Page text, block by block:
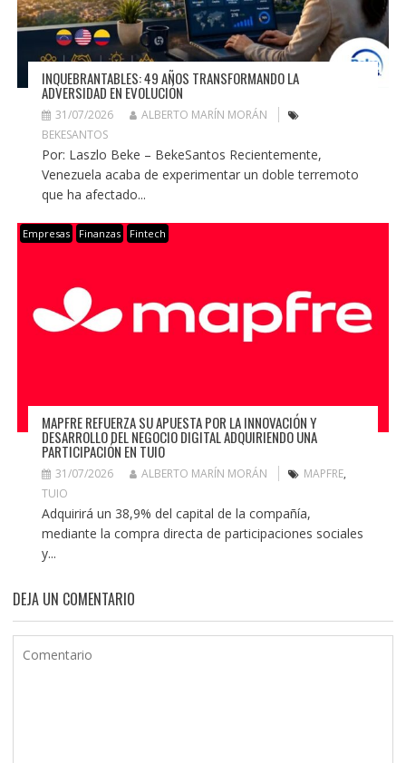
INQUEBRANTABLES: 49 AÑOS TRANSFORMANDO LA
ADVERSIDAD EN EVOLUCIÓN
31/07/2026
ALBERTO MARÍN MORÁN
BEKESANTOS
Por: Laszlo Beke – BekeSantos Recientemente,
Venezuela acaba de experimentar un doble terremoto
que ha afectado...
Empresas Finanzas Fintech
MAPFRE REFUERZA SU APUESTA POR LA INNOVACIÓN Y
DESARROLLO DEL NEGOCIO DIGITAL ADQUIRIENDO UNA
PARTICIPACIÓN EN TUIO
31/07/2026 ALBERTO MARÍN MORÁN MAPFRE,
TUIO
Adquirirá un 38,9% del capital de la compañía,
mediante la compra directa de participaciones sociales
y...
DEJA UN COMENTARIO